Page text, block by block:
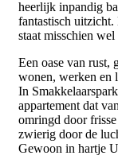
heerlijk inpandig
fantastisch
staat misschien
Een oase van rust,
wonen, werken en
In
appartement dat
omringd door
zwierig door de
Gewoon in hartje